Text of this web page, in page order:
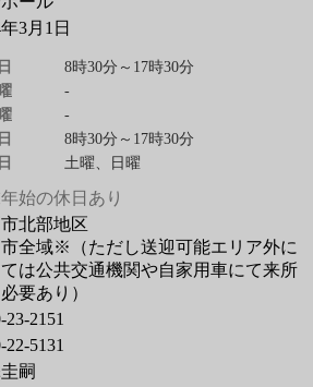
3月1日
8時30分～17時30分
-
-
8時30分～17時30分
土曜、日曜
始の休日あり
北部地区
全域※（ただし送迎可能エリア外に
は公共交通機関や自家用車にて来所
要あり）
23-2151
22-5131
嗣